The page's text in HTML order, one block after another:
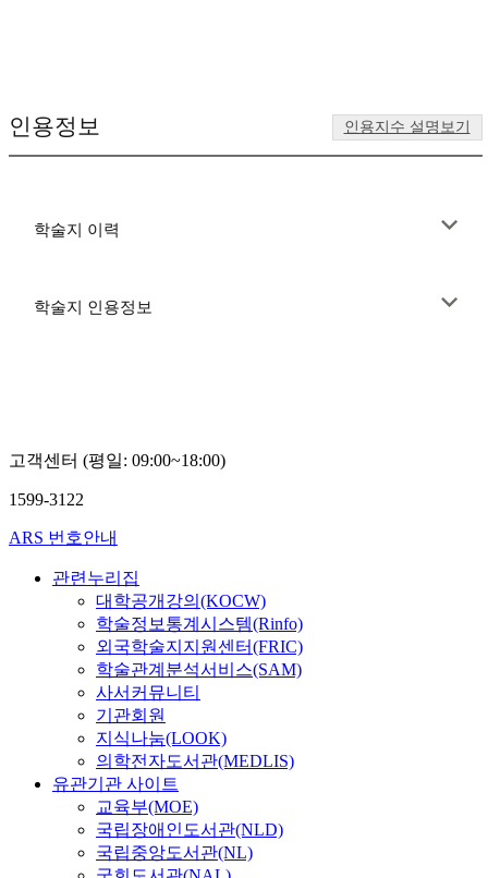
인용정보 인용지수 설명보기
학술지 이력
학술지 인용정보
고객센터 (평일: 09:00~18:00)
1599-3122
ARS 번호안내
관련누리집
대학공개강의(KOCW)
학술정보통계시스템(Rinfo)
외국학술지지원센터(FRIC)
학술관계분석서비스(SAM)
사서커뮤니티
기관회원
지식나눔(LOOK)
의학전자도서관(MEDLIS)
유관기관 사이트
교육부(MOE)
국립장애인도서관(NLD)
국립중앙도서관(NL)